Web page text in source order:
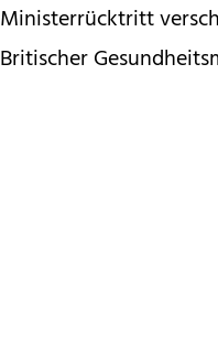
Ministerrücktritt
Britischer